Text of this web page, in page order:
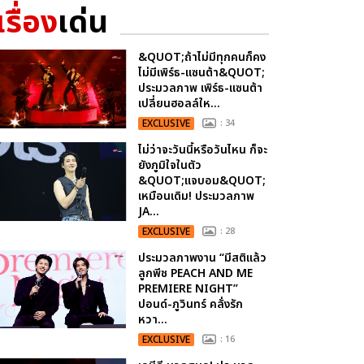
รื่องเด่น
&QUOT;ถ้าไม่มีทุกคนก็คง
ไม่มีเพิร์ธ-แซนต้า&QUOT;
ประมวลภาพ เพิร์ธ-แซนต้า
เปลี่ยนฮอลล์ให...
EXCLUSIVE : 34
ไม่ว่าจะวันนี้หรือวันไหน ก็จะ
ยังภูมิใจในตัว
&QUOT;แจบอม&QUOT;
เหมือนเดิม! ประมวลภาพ
JA...
EXCLUSIVE : 28
ประมวลภาพงาน “มีสติแล้ว
ลูกพีช PEACH AND ME
PREMIERE NIGHT”
ปอนด์-ภูวินทร์ คลั่งรัก
หวา...
EXCLUSIVE : 16